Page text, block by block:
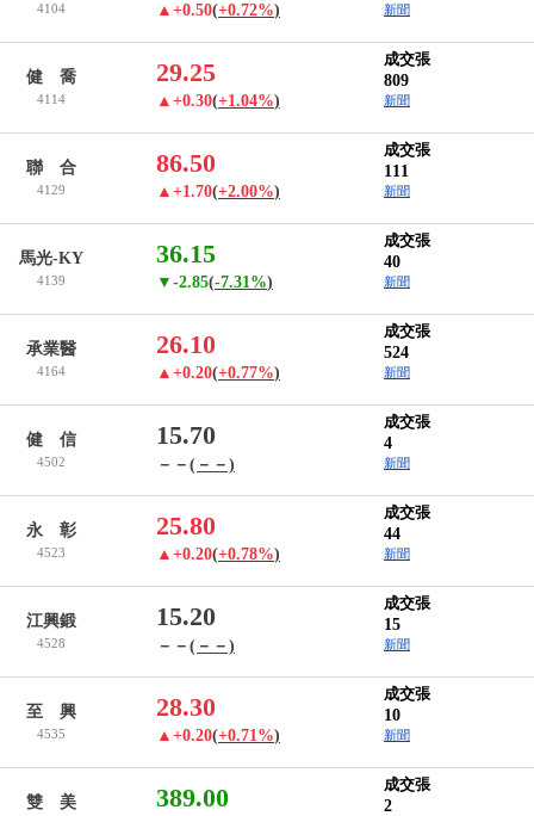
4104 ▲+0.50(+0.72%) 新聞
健 喬
4114
29.25
▲+0.30(+1.04%)
成交張
809
新聞
聯 合
4129
86.50
▲+1.70(+2.00%)
成交張
111
新聞
馬光-KY
4139
36.15
▼-2.85(-7.31%)
成交張
40
新聞
承業醫
4164
26.10
▲+0.20(+0.77%)
成交張
524
新聞
健 信
4502
15.70
－－ (－－)
成交張
4
新聞
永 彰
4523
25.80
▲+0.20(+0.78%)
成交張
44
新聞
江興鍛
4528
15.20
－－ (－－)
成交張
15
新聞
至 興
4535
28.30
▲+0.20(+0.71%)
成交張
10
新聞
雙 美 389.00 成交張
2